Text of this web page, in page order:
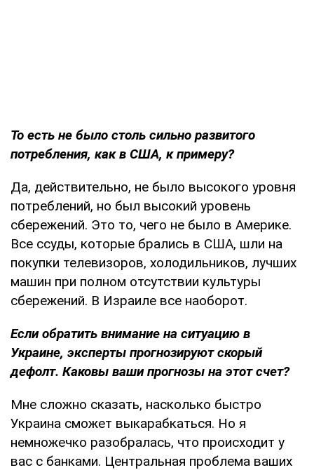
То есть не было столь сильно развитого
потребления, как в США, к примеру?
Да, действительно, не было высокого уровня
потреблений, но был высокий уровень
сбережений. Это то, чего не было в Америке.
Все ссуды, которые брались в США, шли на
покупки телевизоров, холодильников, лучших
машин при полном отсутствии культуры
сбережений. В Израиле все наоборот.
Если обратить внимание на ситуацию в
Украине, эксперты прогнозируют скорый
дефолт. Каковы ваши прогнозы на этот счет?
Мне сложно сказать, насколько быстро
Украина сможет выкарабкаться. Но я
немножечко разобралась, что происходит у
вас с банками. Центральная проблема ваших